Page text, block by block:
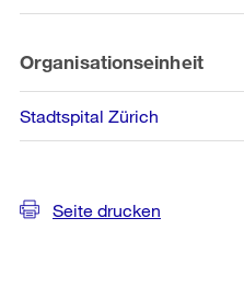
Organisationseinheit
Stadtspital Zürich
Seite drucken